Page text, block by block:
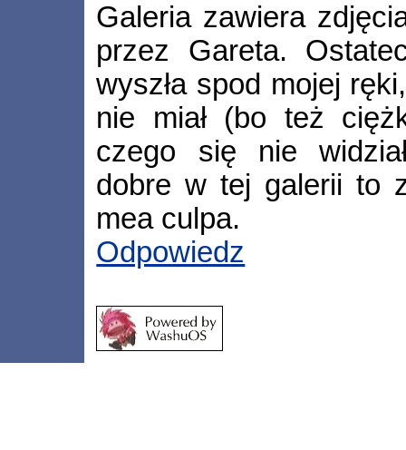
Galeria zawiera
przez Gareta.
wyszła spod mojej
nie miał (bo też
czego się nie
dobre w tej galerii to
mea culpa.
Odpowiedz